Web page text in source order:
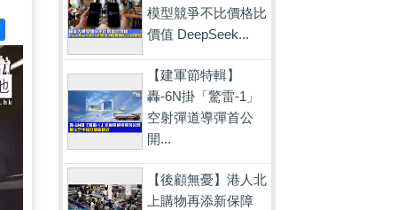
模型競爭不比價格比
價值 DeepSeek...
【建軍節特輯】
轟-6N掛「驚雷-1」
空射彈道導彈首公
開...
【後顧無憂】港人北
上購物再添新保障